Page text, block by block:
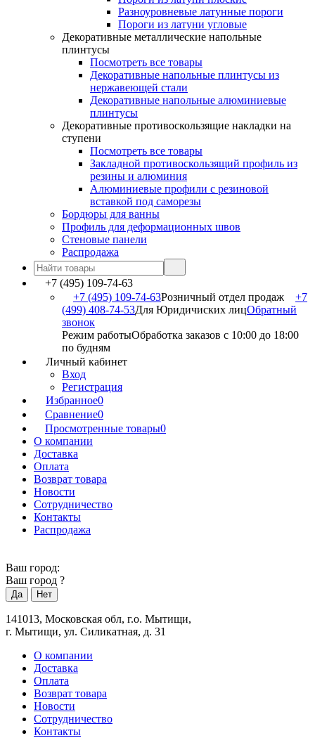
Разноуровневые латунные пороги
Пороги из латуни угловые
Декоративные металлические напольные
плинтусы
Посмотреть все товары
Декоративные напольные плинтусы из
нержавеющей стали
Декоративные напольные алюминиевые
плинтусы
Декоративные противоскользящие накладки на
ступени
Посмотреть все товары
Закладной противоскользящий профиль из
резины и алюминия
Алюминиевые профили с резиновой
вставкой под саморезы
Бордюры для ванны
Профиль для деформационных швов
Стеновые панели
Распродажа
+7 (495) 109-74-63
+7 (495) 109-74-63Розничный отдел продаж
+7
(499) 408-74-53Для Юридичиских лицОбратный
звонок
Режим работыОбработка заказов с 10:00 до 18:00
по будням
Личный кабинет
Вход
Регистрация
Избранное0
Сравнение0
Просмотренные товары0
О компании
Доставка
Оплата
Возврат товара
Новости
Сотрудничество
Контакты
Распродажа
Ваш город:
Ваш город ?
141013, Московская обл, г.о. Мытищи,
г. Мытищи, ул. Силикатная, д. 31
О компании
Доставка
Оплата
Возврат товара
Новости
Сотрудничество
Контакты